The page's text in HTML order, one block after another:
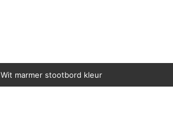
Wit marmer stootbord kleur